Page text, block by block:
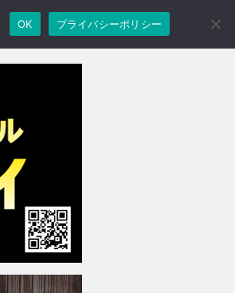
OK プライバシーポリシー